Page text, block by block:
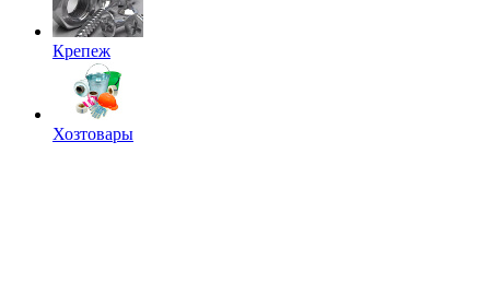
Крепеж
Хозтовары